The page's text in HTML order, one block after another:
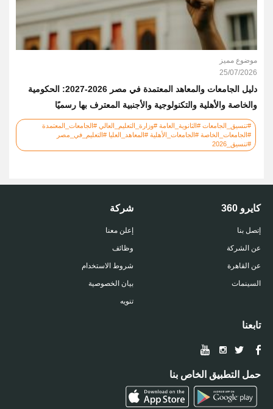
موضوع مميز
25/07/2026
دليل الجامعات والمعاهد المعتمدة في مصر 2026-2027: الحكومية
والخاصة والأهلية والتكنولوجية والأجنبية المعترف بها رسميًا
#تنسيق_الجامعات #الثانوية_العامة #وزارة_التعليم_العالي #الجامعات_المعتمدة
#الجامعات_الخاصة #الجامعات_الأهلية #المعاهد_العليا #التعليم_في_مصر
#تنسيق_2026
كايرو 360
إتصل بنا
عن الشركة
عن القاهرة
السينمات
شركة
إعلن معنا
وظائف
شروط الاستخدام
بيان الخصوصية
تنويه
تابعنا
حمل التطبيق الخاص بنا